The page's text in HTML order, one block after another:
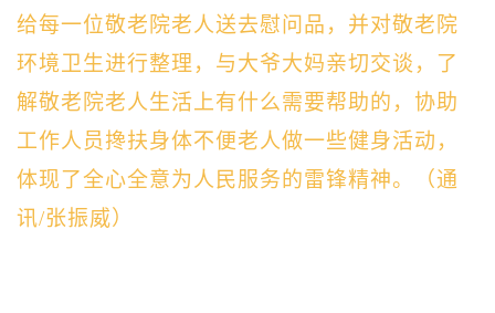
给每一位敬老院老人送去慰问品，并对敬老院
环境卫生进行整理，与大爷大妈亲切交谈，了
解敬老院老人生活上有什么需要帮助的，协助
工作人员搀扶身体不便老人做一些健身活动，
体现了全心全意为人民服务的雷锋精神。（通
讯/张振威）